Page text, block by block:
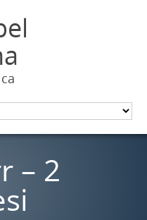
– 2